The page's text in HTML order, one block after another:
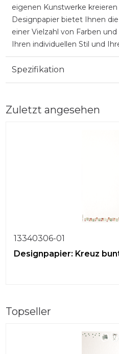
eigenen Kunstwerke
Designpapier bietet Ihnen
einer Vielzahl von Farben
Ihren individuellen Stil und
Spezifikation
Zuletzt angesehen
13340306-01
Designpapier: Kreuz
Topseller